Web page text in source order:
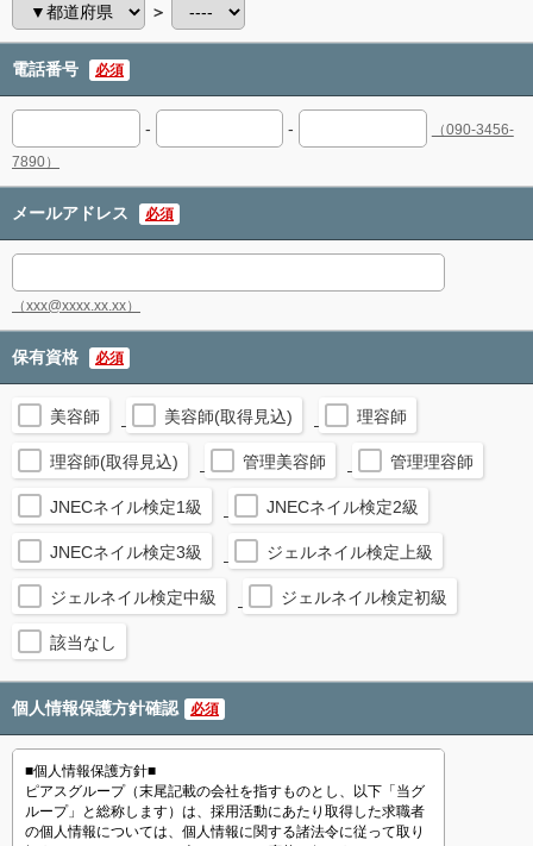
＞
電話番号 必須
- -
（090-3456-
7890）
メールアドレス 必須
（xxx@xxxx.xx.xx）
保有資格 必須
美容師 美容師(取得見込) 理容師
理容師(取得見込) 管理美容師 管理理容師
JNECネイル検定1級 JNECネイル検定2級
JNECネイル検定3級 ジェルネイル検定上級
ジェルネイル検定中級 ジェルネイル検定初級
該当なし
個人情報保護方針確認 必須